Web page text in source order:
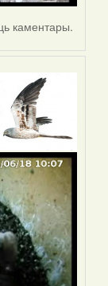
каментары.